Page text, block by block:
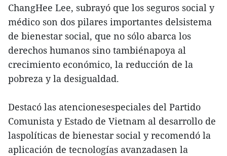
ChangHee Lee, subrayó que los seguros social y
médico son dos pilares importantes delsistema
de bienestar social, que no sólo abarca los
derechos humanos sino tambiénapoya al
crecimiento económico, la reducción de la
pobreza y la desigualdad.
Destacó las atencionesespeciales del Partido
Comunista y Estado de Vietnam al desarrollo de
laspolíticas de bienestar social y recomendó la
aplicación de tecnologías avanzadasen la